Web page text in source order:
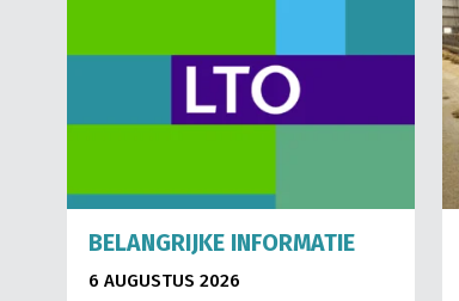
BELANGRIJKE INFORMATIE
6 AUGUSTUS 2026